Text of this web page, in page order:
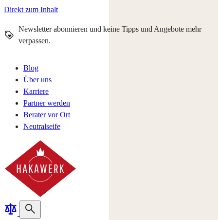
Direkt zum Inhalt
Newsletter abonnieren und keine Tipps und Angebote mehr
verpassen.
Blog
Über uns
Karriere
Partner werden
Berater vor Ort
Neutralseife